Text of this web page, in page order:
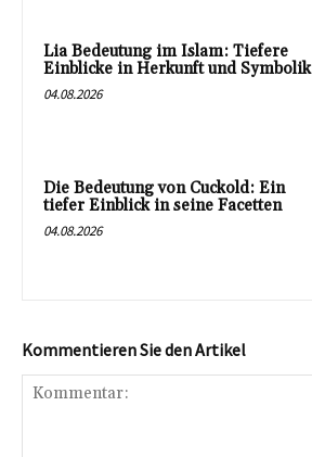
Lia Bedeutung im Islam: Tiefere
Einblicke in Herkunft und Symbolik
04.08.2026
Die Bedeutung von Cuckold: Ein
tiefer Einblick in seine Facetten
04.08.2026
Kommentieren Sie den Artikel